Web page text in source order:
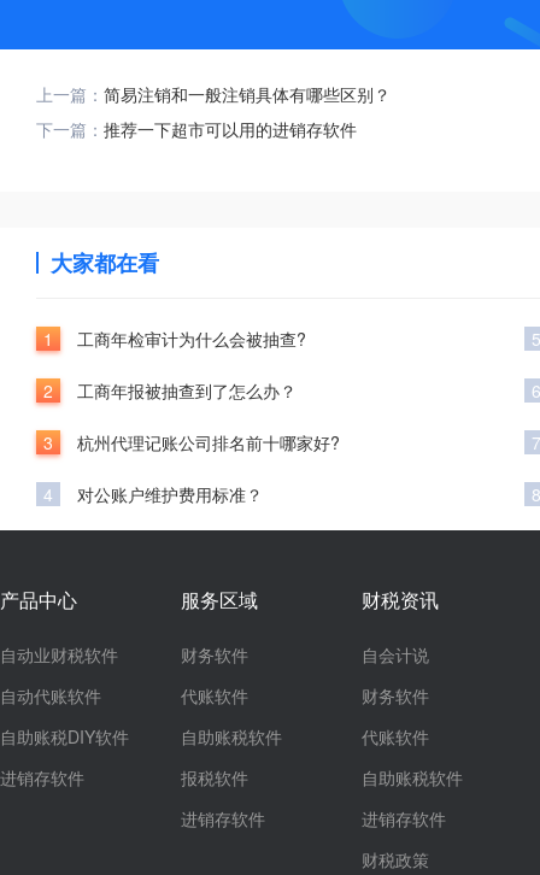
上一篇： 简易注销和一般注销具体有哪些区别？
下一篇： 推荐一下超市可以用的进销存软件
大家都在看
1 工商年检审计为什么会被抽查?
2 工商年报被抽查到了怎么办？
3 杭州代理记账公司排名前十哪家好?
4 对公账户维护费用标准？
5
6
7
8
产品中心
自动业财税软件
自动代账软件
自助账税DIY软件
进销存软件
服务区域
财务软件
代账软件
自助账税软件
报税软件
进销存软件
财税资讯
自会计说
财务软件
代账软件
自助账税软件
进销存软件
财税政策